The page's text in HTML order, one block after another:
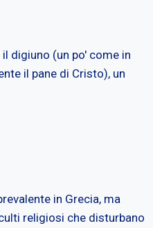
digiuno (un po' come in
il pane di Cristo), un
in Grecia, ma
religiosi che disturbano